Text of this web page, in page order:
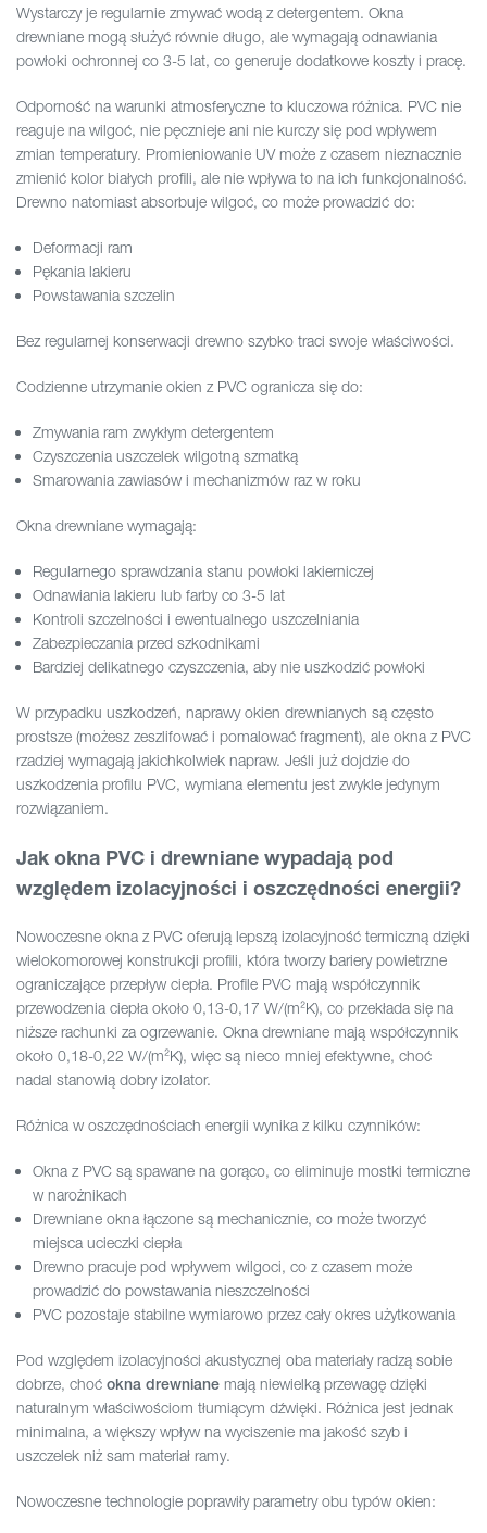
Wystarczy je regularnie zmywać wodą z detergentem. Okna
drewniane mogą służyć równie długo, ale wymagają odnawiania
powłoki ochronnej co 3-5 lat, co generuje dodatkowe koszty i pracę.
Odporność na warunki atmosferyczne to kluczowa różnica. PVC nie
reaguje na wilgoć, nie pęcznieje ani nie kurczy się pod wpływem
zmian temperatury. Promieniowanie UV może z czasem nieznacznie
zmienić kolor białych profili, ale nie wpływa to na ich funkcjonalność.
Drewno natomiast absorbuje wilgoć, co może prowadzić do:
Deformacji ram
Pękania lakieru
Powstawania szczelin
Bez regularnej konserwacji drewno szybko traci swoje właściwości.
Codzienne utrzymanie okien z PVC ogranicza się do:
Zmywania ram zwykłym detergentem
Czyszczenia uszczelek wilgotną szmatką
Smarowania zawiasów i mechanizmów raz w roku
Okna drewniane wymagają:
Regularnego sprawdzania stanu powłoki lakierniczej
Odnawiania lakieru lub farby co 3-5 lat
Kontroli szczelności i ewentualnego uszczelniania
Zabezpieczania przed szkodnikami
Bardziej delikatnego czyszczenia, aby nie uszkodzić powłoki
W przypadku uszkodzeń, naprawy okien drewnianych są często
prostsze (możesz zeszlifować i pomalować fragment), ale okna z PVC
rzadziej wymagają jakichkolwiek napraw. Jeśli już dojdzie do
uszkodzenia profilu PVC, wymiana elementu jest zwykle jedynym
rozwiązaniem.
Jak okna PVC i drewniane wypadają pod
względem izolacyjności i oszczędności energii?
Nowoczesne okna z PVC oferują lepszą izolacyjność termiczną dzięki
wielokomorowej konstrukcji profili, która tworzy bariery powietrzne
ograniczające przepływ ciepła. Profile PVC mają współczynnik
przewodzenia ciepła około 0,13-0,17 W/(m²K), co przekłada się na
niższe rachunki za ogrzewanie. Okna drewniane mają współczynnik
około 0,18-0,22 W/(m²K), więc są nieco mniej efektywne, choć
nadal stanowią dobry izolator.
Różnica w oszczędnościach energii wynika z kilku czynników:
Okna z PVC są spawane na gorąco, co eliminuje mostki termiczne
w narożnikach
Drewniane okna łączone są mechanicznie, co może tworzyć
miejsca ucieczki ciepła
Drewno pracuje pod wpływem wilgoci, co z czasem może
prowadzić do powstawania nieszczelności
PVC pozostaje stabilne wymiarowo przez cały okres użytkowania
Pod względem izolacyjności akustycznej oba materiały radzą sobie
dobrze, choć okna drewniane mają niewielką przewagę dzięki
naturalnym właściwościom tłumiącym dźwięki. Różnica jest jednak
minimalna, a większy wpływ na wyciszenie ma jakość szyb i
uszczelek niż sam materiał ramy.
Nowoczesne technologie poprawiły parametry obu typów okien: